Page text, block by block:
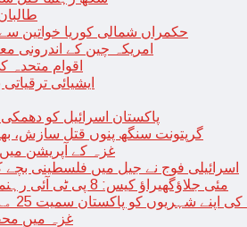
حکمراں شمالی کوریا خواتین سے
امریکہ چین کے اندرونی
اقوام
ایشیائی
پاکستان اسرائیل کو
گرپتونت سنگھ پنوں قتل سازش،
غزہ کے آپریشن میں
< > اسرائیلی فوج نے جیل میں فلسطینی
9 مئی جلاؤگھیراؤ کیس: 8 پی ٹی آئی رہنماؤں کے ناقابل ضمانت وارنٹ گرفتاری جاری
کو پاکستان سمیت 25 ممالک جانے سے اجتناب برتنے کی ہدایت
غزہ میں